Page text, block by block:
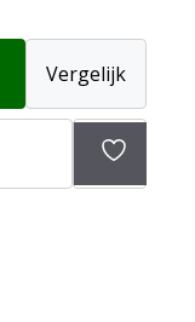
Vergelijk